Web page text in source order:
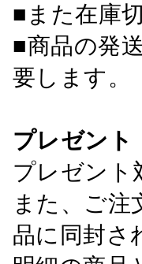
■また在庫
■商品の発
要します。
プレゼント
プレゼント
また、ご
品に同封さ